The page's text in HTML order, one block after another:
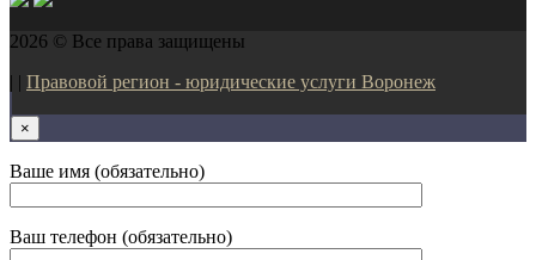
2026 © Все права защищены
| | Правовой регион - юридические услуги Воронеж
×
Ваше имя (обязательно)
Ваш телефон (обязательно)